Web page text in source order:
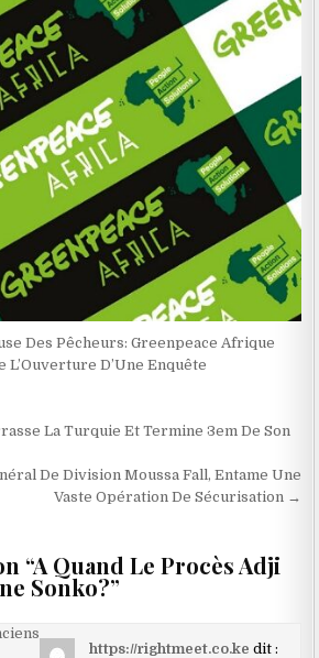
Des Pêcheurs: Greenpeace Afrique
L’Ouverture D’Une Enquête
La Turquie Et Termine 3em De Son
De Division Moussa Fall, Entame Une
Vaste Opération De Sécurisation →
“A Quand Le Procès Adji
Sonko?”
https://rightmeet.co.ke dit :